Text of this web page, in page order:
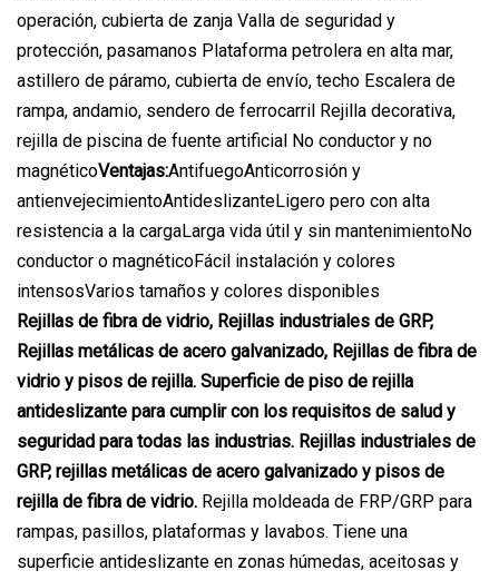
operación, cubierta de zanja Valla de seguridad y
protección, pasamanos Plataforma petrolera en alta mar,
astillero de páramo, cubierta de envío, techo Escalera de
rampa, andamio, sendero de ferrocarril Rejilla decorativa,
rejilla de piscina de fuente artificial No conductor y no
magnéticoVentajas:AntifuegoAnticorrosión y
antienvejecimientoAntideslizanteLigero pero con alta
resistencia a la cargaLarga vida útil y sin mantenimientoNo
conductor o magnéticoFácil instalación y colores
intensosVarios tamaños y colores disponibles
Rejillas de fibra de vidrio, Rejillas industriales de GRP,
Rejillas metálicas de acero galvanizado, Rejillas de fibra de
vidrio y pisos de rejilla. Superficie de piso de rejilla
antideslizante para cumplir con los requisitos de salud y
seguridad para todas las industrias. Rejillas industriales de
GRP, rejillas metálicas de acero galvanizado y pisos de
rejilla de fibra de vidrio. Rejilla moldeada de FRP/GRP para
rampas, pasillos, plataformas y lavabos. Tiene una
superficie antideslizante en zonas húmedas, aceitosas y